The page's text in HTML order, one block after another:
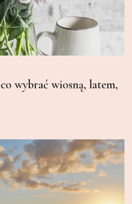
wybrać wiosną, latem,